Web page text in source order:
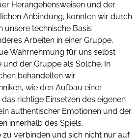
Herangehensweisen und der
Anbindung, konnten wir durch
unsere technische Basis
Arbeiten in einer Gruppe,
Wahrnehmung für uns selbst
der Gruppe als Solche. In
behandelten wir
wie den Aufbau einer
richtige Einsetzen des eigenen
authentischer Emotionen und der
innerhalb des Spiels.
zu verbinden und sich nicht nur auf